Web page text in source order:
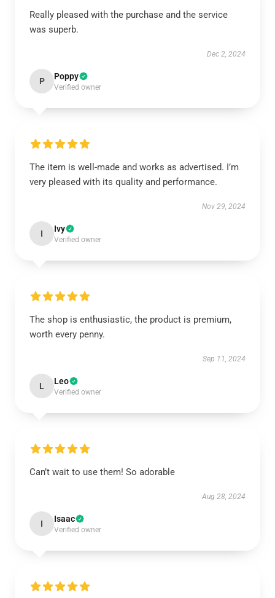
Really pleased with the purchase and the service
was superb.
Dec 2, 2024
P Poppy
Verified owner
The item is well-made and works as advertised. I’m
very pleased with its quality and performance.
Nov 29, 2024
I Ivy
Verified owner
The shop is enthusiastic, the product is premium,
worth every penny.
Sep 11, 2024
L Leo
Verified owner
Can’t wait to use them! So adorable
Aug 28, 2024
I Isaac
Verified owner